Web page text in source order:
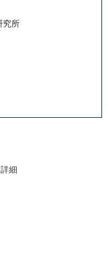
究所
ート
ム「超成熟社会発展のサ
細